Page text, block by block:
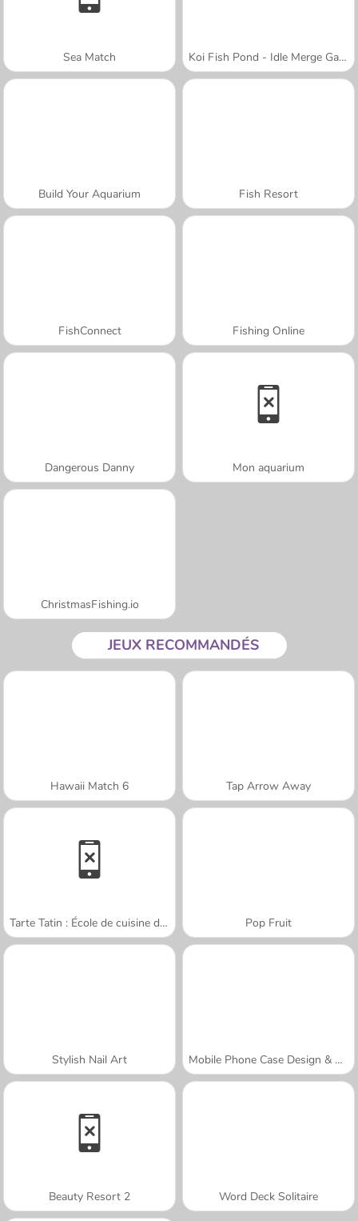
Sea Match Koi Fish Pond - Idle Merge Game
Build Your Aquarium Fish Resort
FishConnect Fishing Online
Dangerous Danny Mon aquarium
ChristmasFishing.io
JEUX RECOMMANDÉS
Hawaii Match 6 Tap Arrow Away
Tarte Tatin : École de cuisine de Sara Pop Fruit
Stylish Nail Art Mobile Phone Case Design & DIY
Beauty Resort 2 Word Deck Solitaire